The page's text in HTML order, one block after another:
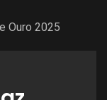
Ouro 2025